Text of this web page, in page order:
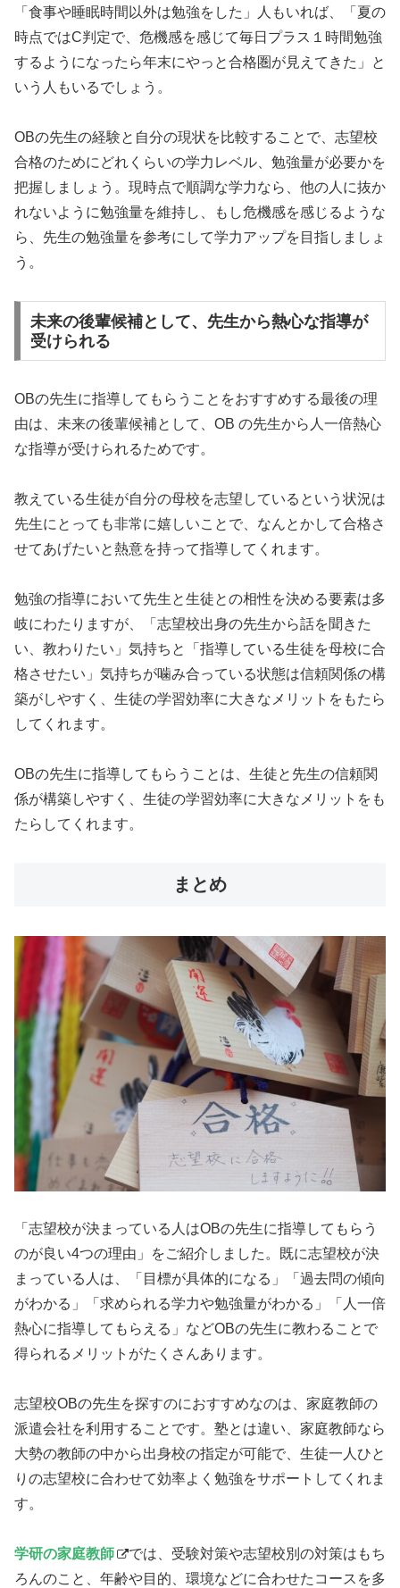
「食事や睡眠時間以外は勉強をした」人もいれば、「夏の
時点ではC判定で、危機感を感じて毎日プラス１時間勉強
するようになったら年末にやっと合格圏が見えてきた」と
いう人もいるでしょう。
OBの先生の経験と自分の現状を比較することで、志望校
合格のためにどれくらいの学力レベル、勉強量が必要かを
把握しましょう。現時点で順調な学力なら、他の人に抜か
れないように勉強量を維持し、もし危機感を感じるような
ら、先生の勉強量を参考にして学力アップを目指しましょ
う。
未来の後輩候補として、先生から熱心な指導が
受けられる
OBの先生に指導してもらうことをおすすめする最後の理
由は、未来の後輩候補として、OB の先生から人一倍熱心
な指導が受けられるためです。
教えている生徒が自分の母校を志望しているという状況は
先生にとっても非常に嬉しいことで、なんとかして合格さ
せてあげたいと熱意を持って指導してくれます。
勉強の指導において先生と生徒との相性を決める要素は多
岐にわたりますが、「志望校出身の先生から話を聞きた
い、教わりたい」気持ちと「指導している生徒を母校に合
格させたい」気持ちが噛み合っている状態は信頼関係の構
築がしやすく、生徒の学習効率に大きなメリットをもたら
してくれます。
OBの先生に指導してもらうことは、生徒と先生の信頼関
係が構築しやすく、生徒の学習効率に大きなメリットをも
たらしてくれます。
まとめ
「志望校が決まっている人はOBの先生に指導してもらう
のが良い4つの理由」をご紹介しました。既に志望校が決
まっている人は、「目標が具体的になる」「過去問の傾向
がわかる」「求められる学力や勉強量がわかる」「人一倍
熱心に指導してもらえる」などOBの先生に教わることで
得られるメリットがたくさんあります。
志望校OBの先生を探すのにおすすめなのは、家庭教師の
派遣会社を利用することです。塾とは違い、家庭教師なら
大勢の教師の中から出身校の指定が可能で、生徒一人ひと
りの志望校に合わせて効率よく勉強をサポートしてくれま
す。
学研の家庭教師
では、受験対策や志望校別の対策はもち
ろんのこと、年齢や目的、環境などに合わせたコースを多